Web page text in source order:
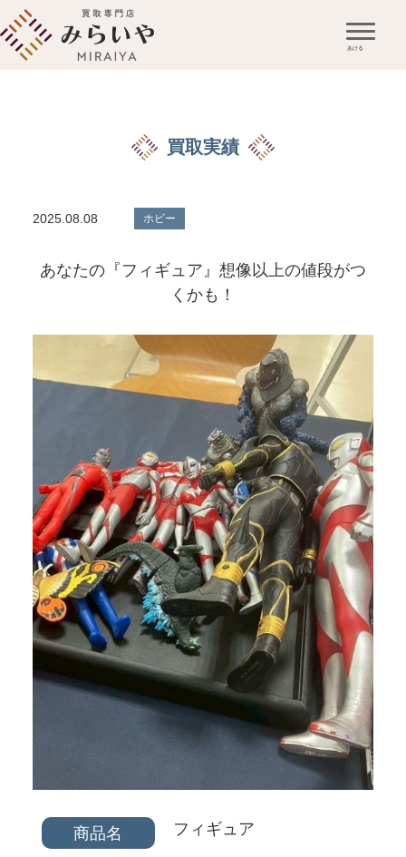
買取実績
2025.08.08 ホビー
あなたの『フィギュア』想像以上の値段がつ
くかも！
商品名 フィギュア